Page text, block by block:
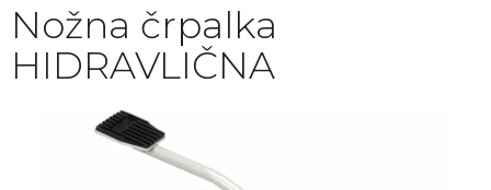
Nožna črpalka
HIDRAVLIČNA